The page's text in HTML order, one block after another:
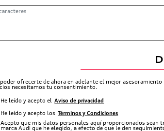
poder ofrecerte de ahora en adelante el mejor
necesitamos tu consentimiento.
He leído y acepto el Aviso de privacidad
He leído y acepto los Términos y Condiciones
Acepto que mis datos personales aquí proporcionados sean
marca Audi que he elegido, a efecto de que le den